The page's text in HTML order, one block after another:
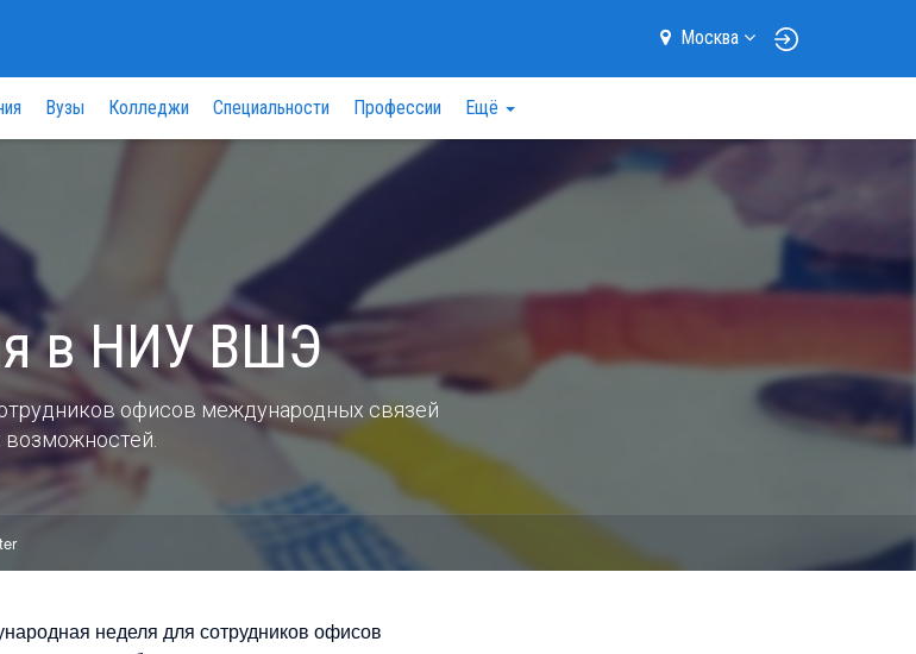
Москва
Вузы Колледжи Специальности Профессии Ещё
в НИУ ВШЭ
офисов международных связей
неделя для сотрудников офисов